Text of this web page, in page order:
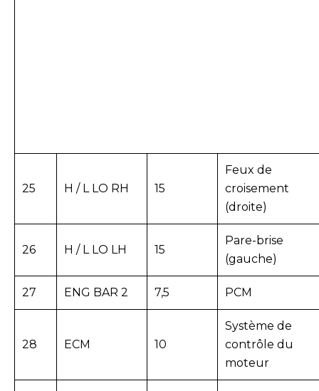
25 H / L LO RH 15
Feux de
croisement
(droite)
26 H / L LO LH 15
Pare-brise
(gauche)
27 ENG BAR 2 7,5 PCM
28 ECM 10
Système de
contrôle du
moteur